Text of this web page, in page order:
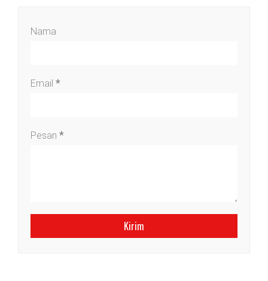
Nama
Email *
Pesan *